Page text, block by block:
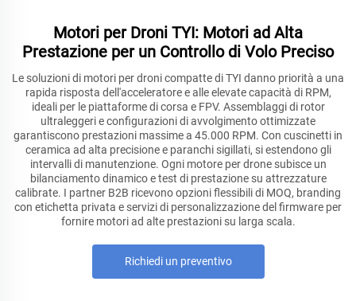
Motori per Droni TYI: Motori ad Alta
Prestazione per un Controllo di Volo Preciso
Le soluzioni di motori per droni compatte di TYI danno priorità a una
rapida risposta dell'acceleratore e alle elevate capacità di RPM,
ideali per le piattaforme di corsa e FPV. Assemblaggi di rotor
ultraleggeri e configurazioni di avvolgimento ottimizzate
garantiscono prestazioni massime a 45.000 RPM. Con cuscinetti in
ceramica ad alta precisione e paranchi sigillati, si estendono gli
intervalli di manutenzione. Ogni motore per drone subisce un
bilanciamento dinamico e test di prestazione su attrezzature
calibrate. I partner B2B ricevono opzioni flessibili di MOQ, branding
con etichetta privata e servizi di personalizzazione del firmware per
fornire motori ad alte prestazioni su larga scala.
Richiedi un preventivo